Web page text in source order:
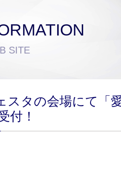
SITE
スタの会場にて「
付！